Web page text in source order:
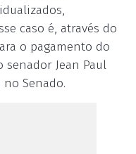
caso é, através do
o pagamento do
Jean Paul
Senado.